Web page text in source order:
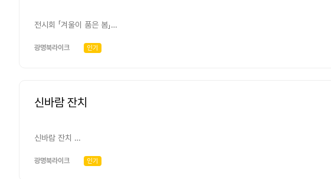
전시회 「겨울이 품은 봄」
(대관)에서 작품 전시 및 원데이 문화체험 활동 -누가? 광명북라이크(주관), 새생명교회(주최),
광명북라이크 인기
신바람 잔치
신바람 잔치
광명북라이크 인기